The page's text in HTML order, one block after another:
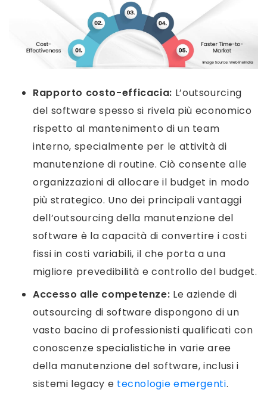
Rapporto costo-efficacia: L’outsourcing
del software spesso si rivela più economico
rispetto al mantenimento di un team
interno, specialmente per le attività di
manutenzione di routine. Ciò consente alle
organizzazioni di allocare il budget in modo
più strategico. Uno dei principali vantaggi
dell’outsourcing della manutenzione del
software è la capacità di convertire i costi
fissi in costi variabili, il che porta a una
migliore prevedibilità e controllo del budget.
Accesso alle competenze: Le aziende di
outsourcing di software dispongono di un
vasto bacino di professionisti qualificati con
conoscenze specialistiche in varie aree
della manutenzione del software, inclusi i
sistemi legacy e tecnologie emergenti.